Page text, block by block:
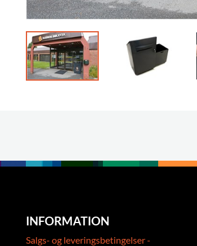
INFORMATION
Salgs- og leveringsbetingelser -